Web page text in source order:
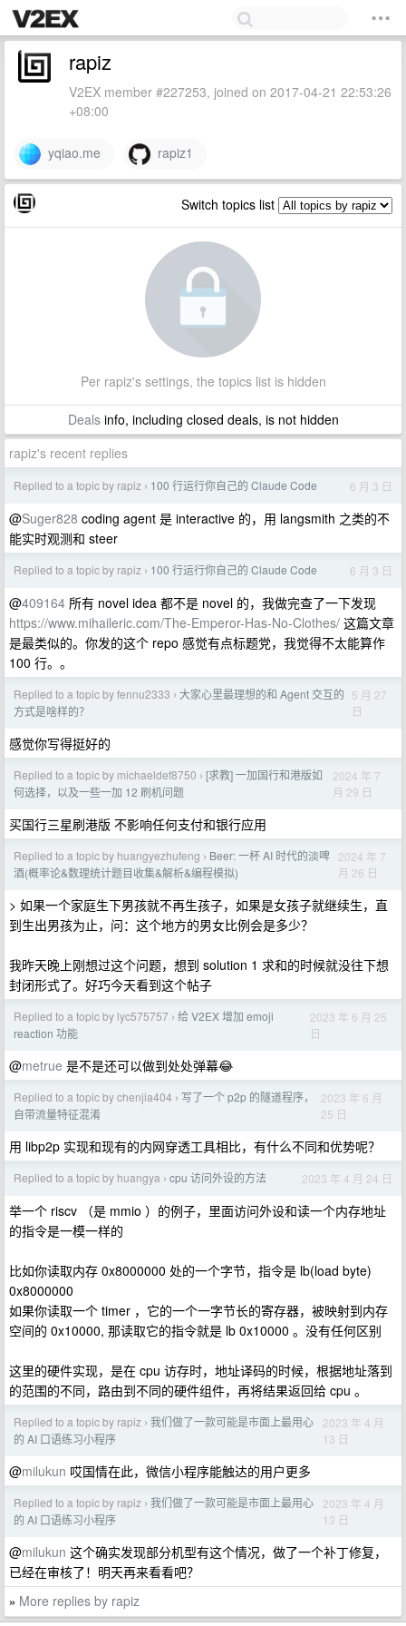
rapiz
V2EX member #227253, joined on 2017-04-21 22:53:26
+08:00
yqiao.me rapiz1
Switch topics list
Per rapiz's settings, the topics list is hidden
Dealsinfo, including closed deals, is not hidden
rapiz's recent replies
Replied to a topic by rapiz › 100 行运行你自己的 Claude Code 6 月 3 日
@Suger828 coding agent 是 interactive 的，用 langsmith 之类的不
能实时观测和 steer
Replied to a topic by rapiz › 100 行运行你自己的 Claude Code 6 月 3 日
@409164 所有 novel idea 都不是 novel 的，我做完查了一下发现
https://www.mihaileric.com/The-Emperor-Has-No-Clothes/ 这篇文章
是最类似的。你发的这个 repo 感觉有点标题党，我觉得不太能算作
100 行。。
Replied to a topic by fennu2333 › 大家心里最理想的和 Agent 交互的
方式是啥样的？
5 月 27
日
感觉你写得挺好的
Replied to a topic by michaeldef8750 › [求教] 一加国行和港版如
何选择，以及一些一加 12 刷机问题
2024 年 7
月 29 日
买国行三星刷港版 不影响任何支付和银行应用
Replied to a topic by huangyezhufeng › Beer: 一杯 AI 时代的淡啤
酒(概率论&数理统计题目收集&解析&编程模拟)
2024 年 7
月 26 日
> 如果一个家庭生下男孩就不再生孩子，如果是女孩子就继续生，直
到生出男孩为止，问：这个地方的男女比例会是多少？
我昨天晚上刚想过这个问题，想到 solution 1 求和的时候就没往下想
封闭形式了。好巧今天看到这个帖子
Replied to a topic by lyc575757 › 给 V2EX 增加 emoji
reaction 功能
2023 年 6 月 25
日
@metrue 是不是还可以做到处处弹幕😂
Replied to a topic by chenjia404 › 写了一个 p2p 的隧道程序，
自带流量特征混淆
2023 年 6 月
25 日
用 libp2p 实现和现有的内网穿透工具相比，有什么不同和优势呢？
Replied to a topic by huangya › cpu 访问外设的方法 2023 年 4 月 24 日
举一个 riscv （是 mmio ）的例子，里面访问外设和读一个内存地址
的指令是一模一样的
比如你读取内存 0x8000000 处的一个字节，指令是 lb(load byte)
0x8000000
如果你读取一个 timer ，它的一个一字节长的寄存器，被映射到内存
空间的 0x10000, 那读取它的指令就是 lb 0x10000 。没有任何区别
这里的硬件实现，是在 cpu 访存时，地址译码的时候，根据地址落到
的范围的不同，路由到不同的硬件组件，再将结果返回给 cpu 。
Replied to a topic by rapiz › 我们做了一款可能是市面上最用心
的 AI 口语练习小程序
2023 年 4 月
13 日
@milukun 哎国情在此，微信小程序能触达的用户更多
Replied to a topic by rapiz › 我们做了一款可能是市面上最用心
的 AI 口语练习小程序
2023 年 4 月
13 日
@milukun 这个确实发现部分机型有这个情况，做了一个补丁修复，
已经在审核了！明天再来看看吧？
» More replies by rapiz